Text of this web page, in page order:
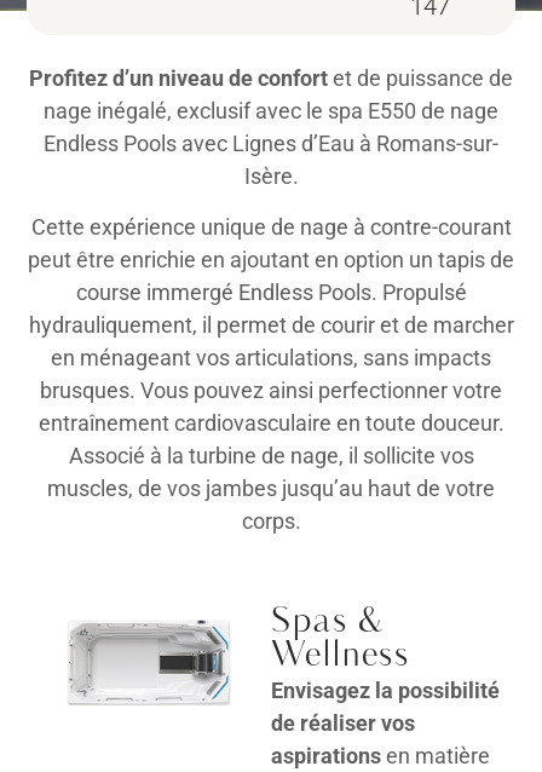
147
Profitez d’un niveau de confortet de puissance de
nage inégalé, exclusif avec le spa E550 de nage
Endless Pools avec Lignes d’Eau à Romans-sur-
Isère.
Cette expérience unique de nage à contre-courant
peut être enrichie en ajoutant en option un tapis de
course immergé Endless Pools. Propulsé
hydrauliquement, il permet de courir et de marcher
en ménageant vos articulations, sans impacts
brusques. Vous pouvez ainsi perfectionner votre
entraînement cardiovasculaire en toute douceur.
Associé à la turbine de nage, il sollicite vos
muscles, de vos jambes jusqu’au haut de votre
corps.
Spas &
Wellness
Envisagez la possibilité
de réaliser vos
aspirationsen matière